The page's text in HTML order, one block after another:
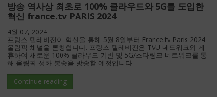
방송 역사상 최초로 100% 클라우드와 5G를 도입한
혁신 france.tv PARIS 2024
4월 07, 2024
프랑스 텔레비전이 혁신을 통해 5월 8일부터 France.tv Paris 2024
올림픽 채널을 론칭합니다. 프랑스 텔레비전은 TVU 네트워크와 제
휴하여 새로운 100% 클라우드 기반 및 5G/스타링크 네트워크를 통
해 올림픽 성화 봉송을 방송할 예정입니다....
Continue reading